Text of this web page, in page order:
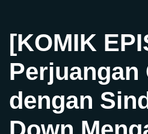
[KOMIK
Perjuangan
dengan